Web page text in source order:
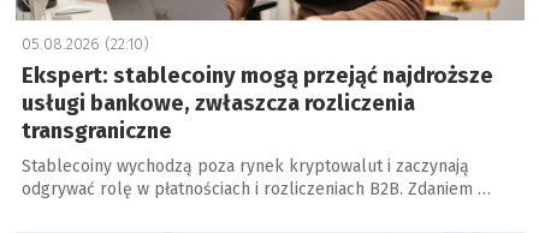
05.08.2026 (22:10)
Ekspert: stablecoiny mogą przejąć najdroższe
usługi bankowe, zwłaszcza rozliczenia
transgraniczne
Stablecoiny wychodzą poza rynek kryptowalut i zaczynają
odgrywać rolę w płatnościach i rozliczeniach B2B. Zdaniem …